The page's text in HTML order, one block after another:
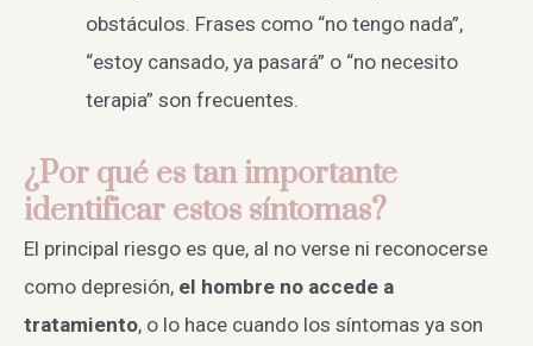
obstáculos. Frases como “no tengo nada”,
“estoy cansado, ya pasará” o “no necesito
terapia” son frecuentes.
¿Por qué es tan importante
identificar estos síntomas?
El principal riesgo es que, al no verse ni reconocerse
como depresión, el hombre no accede a
tratamiento, o lo hace cuando los síntomas ya son